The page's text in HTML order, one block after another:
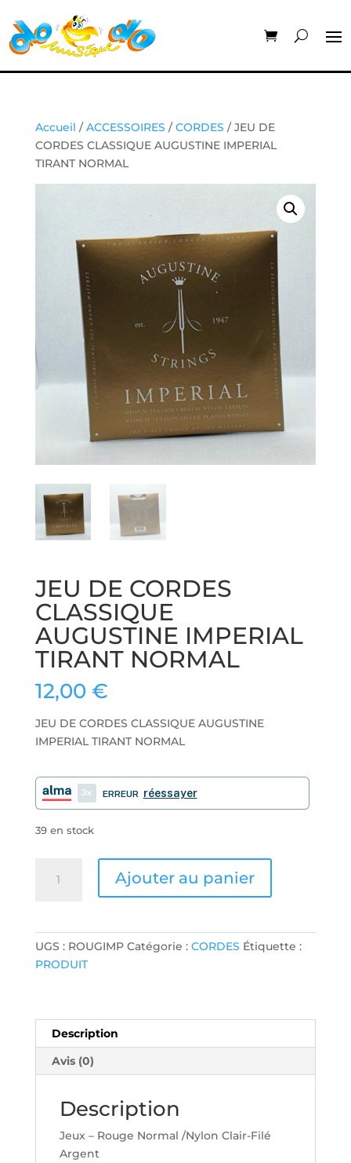
Accueil /ACCESSOIRES /CORDES / JEU DE
CORDES CLASSIQUE AUGUSTINE IMPERIAL
TIRANT NORMAL
JEU DE CORDES
CLASSIQUE
AUGUSTINE IMPERIAL
TIRANT NORMAL
12,00 €
JEU DE CORDES CLASSIQUE AUGUSTINE
IMPERIAL TIRANT NORMAL
3 ERREUR réessayer
39 en stock
NORMAL
Ajouter au panier
UGS : ROUGIMP Catégorie : CORDES Étiquette :
PRODUIT
Description
Avis (0)
Description
Jeux – Rouge Normal /Nylon Clair-Filé
Argent